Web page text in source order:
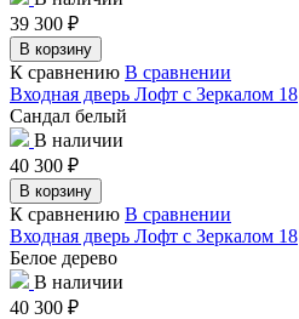
39 300 ₽
В корзину
К сравнению В сравнении
Входная дверь Лофт с Зеркалом 18
Сандал белый
В наличии
40 300 ₽
В корзину
К сравнению В сравнении
Входная дверь Лофт с Зеркалом 18
Белое дерево
В наличии
40 300 ₽